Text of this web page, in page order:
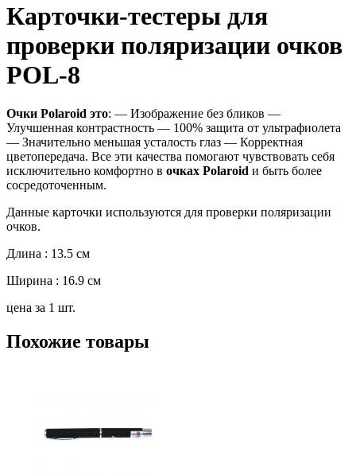
Карточки-тестеры для
проверки поляризации очков
POL-8
Очки Polaroid это: — Изображение без бликов —
Улучшенная контрастность — 100% защита от ультрафиолета
— Значительно меньшая усталость глаз — Корректная
цветопередача. Все эти качества помогают чувствовать себя
исключительно комфортно в очках Polaroid и быть более
сосредоточенным.
Данные карточки используются для проверки поляризации
очков.
Длина : 13.5 cм
Ширина : 16.9 cм
цена за 1 шт.
Похожие товары